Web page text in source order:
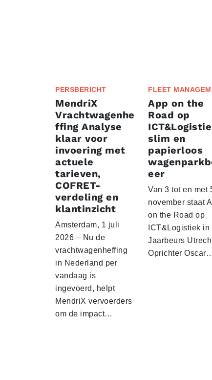
PERSBERICHT
MendriX
Vrachtwagenhe
ffing Analyse
klaar voor
invoering met
actuele
tarieven,
COFRET-
verdeling en
klantinzicht
Amsterdam, 1 juli
2026 – Nu de
vrachtwagenheffing
in Nederland per
vandaag is
ingevoerd, helpt
MendriX vervoerders
om de impact…
FLEET
App on the
Road op
slim en
papierloos
eer
Van 3 tot en met
november staat
on the Road op
ICT&Logistiek in
Jaarbeurs
Oprichter